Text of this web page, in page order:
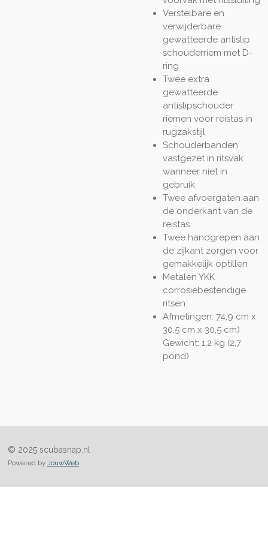
Verstelbare en
verwijderbare
gewatteerde antislip
schouderriem met D-
ring
Twee extra
gewatteerde
antislipschouder
riemen voor reistas in
rugzakstijl
Schouderbanden
vastgezet in ritsvak
wanneer niet in
gebruik
Twee afvoergaten aan
de onderkant van de
reistas
Twee handgrepen aan
de zijkant zorgen voor
gemakkelijk optillen
Metalen YKK
corrosiebestendige
ritsen
Afmetingen: 74,9 cm x
30,5 cm x 30,5 cm)
Gewicht: 1,2 kg (2,7
pond)
© 2025 scubasnap.nl
Powered by JouwWeb